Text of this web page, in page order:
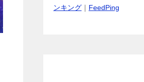
ンキング ｜ FeedPing